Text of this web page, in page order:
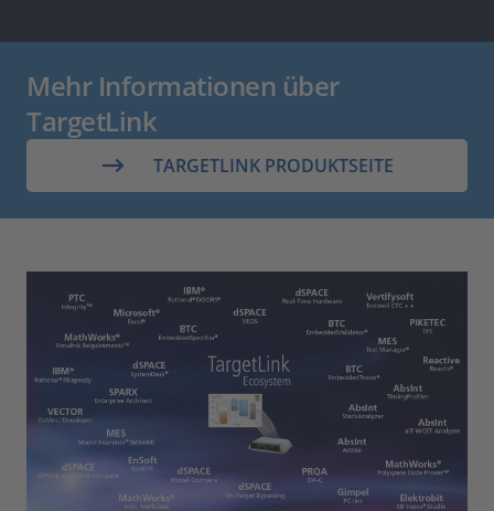
Mehr Informationen über
TargetLink
TARGETLINK PRODUKTSEITE